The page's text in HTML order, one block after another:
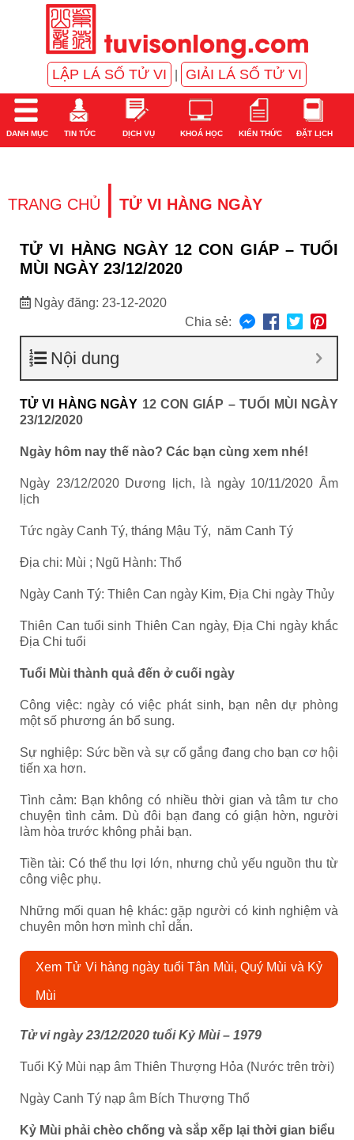
LẬP LÁ SỐ TỬ VI GIẢI LÁ SỐ TỬ VI
DANH MỤC TIN TỨC DỊCH VỤ KHOÁ HỌC KIẾN THỨC ĐẶT LỊCH
TRANG CHỦ | TỬ VI HÀNG NGÀY
TỬ VI HÀNG NGÀY 12 CON GIÁP – TUỔI
MÙI NGÀY 23/12/2020
Ngày đăng: 23-12-2020
Chia sẻ:
Nội dung
TỬ VI HÀNG NGÀY 12 CON GIÁP – TUỔI MÙI NGÀY
23/12/2020
Ngày hôm nay thế nào? Các bạn cùng xem nhé!
Ngày 23/12/2020 Dương lịch, là ngày 10/11/2020 Âm
lịch
Tức ngày Canh Tý, tháng Mậu Tý, năm Canh Tý
Địa chi: Mùi ; Ngũ Hành: Thổ
Ngày Canh Tý: Thiên Can ngày Kim, Địa Chi ngày Thủy
Thiên Can tuổi sinh Thiên Can ngày, Địa Chi ngày khắc
Địa Chi tuổi
Tuổi Mùi thành quả đến ở cuối ngày
Công việc: ngày có việc phát sinh, bạn nên dự phòng
một số phương án bổ sung.
Sự nghiệp: Sức bền và sự cố gắng đang cho bạn cơ hội
tiến xa hơn.
Tình cảm: Bạn không có nhiều thời gian và tâm tư cho
chuyện tình cảm. Dù đôi bạn đang có giận hờn, người
làm hòa trước không phải bạn.
Tiền tài: Có thể thu lợi lớn, nhưng chủ yếu nguồn thu từ
công việc phụ.
Những mối quan hệ khác: gặp người có kinh nghiệm và
chuyên môn hơn mình chỉ dẫn.
Xem Tử Vi hàng ngày tuổi Tân Mùi, Quý Mùi và Kỷ
Mùi
Tử vi ngày 23/12/2020 tuổi Kỷ Mùi – 1979
Tuổi Kỷ Mùi nạp âm Thiên Thượng Hỏa (Nước trên trời)
Ngày Canh Tý nạp âm Bích Thượng Thổ
Kỷ Mùi phải chèo chống và sắp xếp lại thời gian biểu